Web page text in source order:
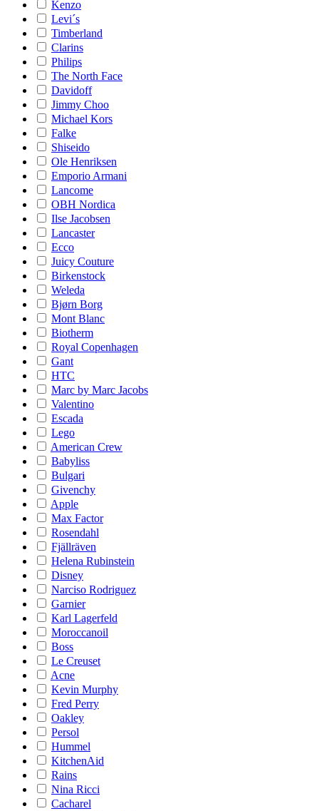
Kenzo
Levi´s
Timberland
Clarins
Philips
The North Face
Davidoff
Jimmy Choo
Michael Kors
Falke
Shiseido
Ole Henriksen
Emporio Armani
Lancome
OBH Nordica
Ilse Jacobsen
Lancaster
Ecco
Juicy Couture
Birkenstock
Weleda
Bjørn Borg
Mont Blanc
Biotherm
Royal Copenhagen
Gant
HTC
Marc by Marc Jacobs
Valentino
Escada
Lego
American Crew
Babyliss
Bulgari
Givenchy
Apple
Max Factor
Rosendahl
Fjällräven
Helena Rubinstein
Disney
Narciso Rodriguez
Garnier
Karl Lagerfeld
Moroccanoil
Boss
Le Creuset
Acne
Kevin Murphy
Fred Perry
Oakley
Persol
Hummel
KitchenAid
Rains
Nina Ricci
Cacharel